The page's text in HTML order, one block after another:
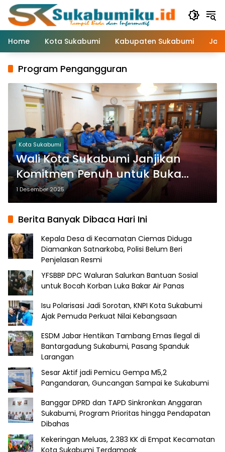
Langsung
konten
Home
Kota Sukabumi Kabupaten Sukabumi
Program Pengangguran
Kota Sukabumi
Wali Kota Sukabumi Janjikan
Komitmen Penuh untuk Buka
Lapangan Kerja bagi Atlet
Berprestasi
1 Desember 2025
Berita Banyak Dibaca Hari Ini
Kepala Desa di Kecamatan Ciemas Diduga
Diamankan Satnarkoba, Polisi Belum Beri
Penjelasan Resmi
YFSBBP DPC Waluran Salurkan Bantuan Sosial
untuk Bocah Korban Luka Bakar Air Panas
Isu Polarisasi Jadi Sorotan, KNPI Kota Sukabumi
Ajak Pemuda Perkuat Nilai Kebangsaan
ESDM Jabar Hentikan Tambang Emas Ilegal di
Bantargadung Sukabumi, Pasang Spanduk
Larangan
Sesar Aktif jadi Pemicu Gempa M5,2
Pangandaran, Guncangan Sampai ke Sukabumi
Banggar DPRD dan TAPD Sinkronkan Anggaran
Sukabumi, Program Prioritas hingga Pendapatan
Dibahas
Kekeringan Meluas, 2.383 KK di Empat Kecamatan
Kota Sukabumi Terdampak